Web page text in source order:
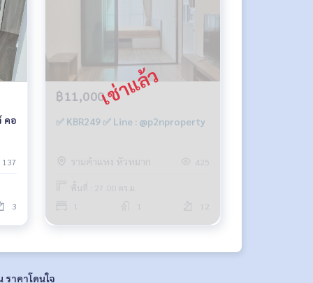
คอ
137
3
฿11,000
✅ KBR249 ✅ Line : @p2nproperty
รามคำแหง หัวหมาก 425
พื้นที่ : 27.00 ตร.ม.
ราคาโดนใจ